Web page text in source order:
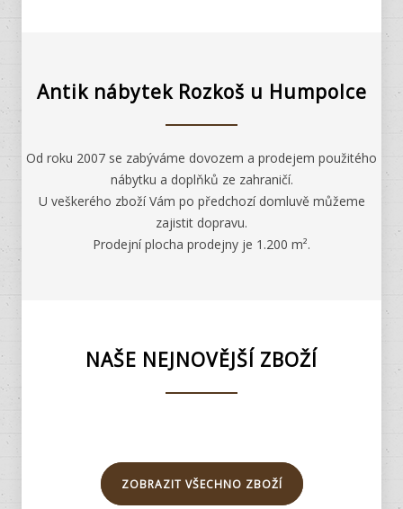
Antik nábytek Rozkoš u Humpolce
Od roku 2007 se zabýváme dovozem a prodejem použitého
nábytku a doplňků ze zahraničí.
U veškerého zboží Vám po předchozí domluvě můžeme
zajistit dopravu.
Prodejní plocha prodejny je 1.200 m².
NAŠE NEJNOVĚJŠÍ ZBOŽÍ
ZOBRAZIT VŠECHNO ZBOŽÍ